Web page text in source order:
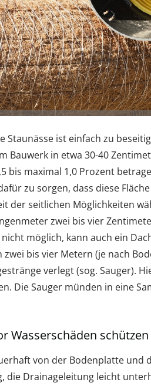
Staunässe ist einfach zu
Bauwerk in etwa 30-40
bis maximal 1,0 Prozent
zu sorgen, dass diese
der seitlichen Möglichkeiten
zwei bis vier
möglich, kann auch ein
bis vier Metern (je nach
verlegt (sog. Sauger).
Die Sauger münden in eine
Wasserschäden schützen
von der Bodenplatte und
die Drainageleitung leicht